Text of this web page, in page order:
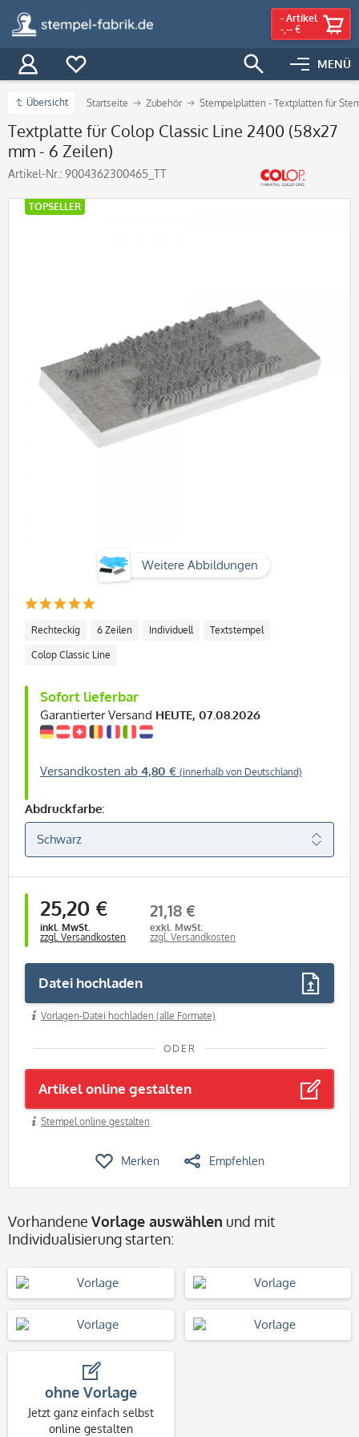
MENÜ
- Artikel
-,-- €
Übersicht Startseite Zubehör Stempelplatten - Textplatten für
Textplatte für Colop Classic Line 2400 (58x27
mm - 6 Zeilen)
Artikel-Nr.: 9004362300465_TT
Weitere Abbildungen
TOPSELLER
Rechteckig 6 Zeilen Individuell Textstempel
Colop Classic Line
Sofort lieferbar
Garantierter Versand HEUTE, 07.08.2026
Versandkosten ab 4,80 € (innerhalb von Deutschland)
Abdruckfarbe:
25,20 €
inkl. MwSt.
zzgl. Versandkosten
21,18 €
exkl. MwSt.
zzgl. Versandkosten
Datei hochladen
Vorlagen-Datei hochladen (alle Formate)
ODER
Artikel online gestalten
Stempel online gestalten
Merken Empfehlen
Vorhandene Vorlage auswählen und mit
Individualisierung starten:
ohne Vorlage
Jetzt ganz einfach selbst
online gestalten